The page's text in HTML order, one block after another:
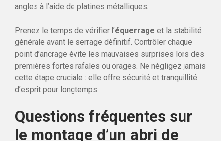
angles à l’aide de platines métalliques.
Prenez le temps de vérifier l’équerrage et la stabilité
générale avant le serrage définitif. Contrôler chaque
point d’ancrage évite les mauvaises surprises lors des
premières fortes rafales ou orages. Ne négligez jamais
cette étape cruciale : elle offre sécurité et tranquillité
d’esprit pour longtemps.
Questions fréquentes sur
le montage d’un abri de